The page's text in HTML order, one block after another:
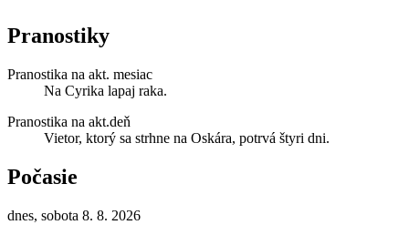
Pranostiky
Pranostika na akt. mesiac
Na Cyrika lapaj raka.
Pranostika na akt.deň
Vietor, ktorý sa strhne na Oskára, potrvá štyri dni.
Počasie
dnes, sobota 8. 8. 2026